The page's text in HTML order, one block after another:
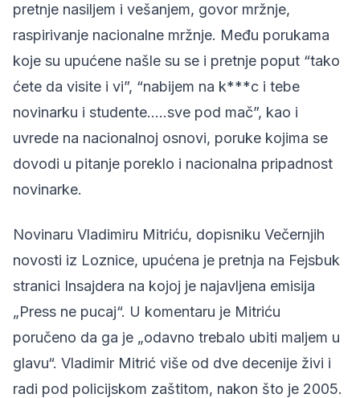
pretnje nasiljem i vešanjem, govor mržnje,
raspirivanje nacionalne mržnje. Među porukama
koje su upućene našle su se i pretnje poput “tako
ćete da visite i vi”, “nabijem na k***c i tebe
novinarku i studente…..sve pod mač”, kao i
uvrede na nacionalnoj osnovi, poruke kojima se
dovodi u pitanje poreklo i nacionalna pripadnost
novinarke.
Novinaru Vladimiru Mitriću, dopisniku Večernjih
novosti iz Loznice, upućena je pretnja na Fejsbuk
stranici Insajdera na kojoj je najavljena emisija
„Press ne pucaj“. U komentaru je Mitriću
poručeno da ga je „odavno trebalo ubiti maljem u
glavu“. Vladimir Mitrić više od dve decenije živi i
radi pod policijskom zaštitom, nakon što je 2005.